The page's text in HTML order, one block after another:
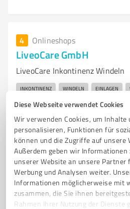
Diese Webseite verwendet Cookies
Wir verwenden Cookies, um Inhalte
personalisieren, Funktionen für
können und die Zugriffe auf unsere
Außerdem geben wir Informationen
unserer Website an unsere Partner
Werbung und Analysen weiter.
Informationen möglicherweise mit
zusammen, die Sie ihnen
Rahmen Ihrer Nutzung der Dienste
4 Onlineshops
LiveoCare GmbH
LiveoCare Inkontinenz Windeln
INKONTINENZ WINDELN EINLAGEN
Tel. 0621 391565723
www.hilfsmittelprofi.de/impressum/
21.653 Bewertungen
von 21.656 veröffentlicht